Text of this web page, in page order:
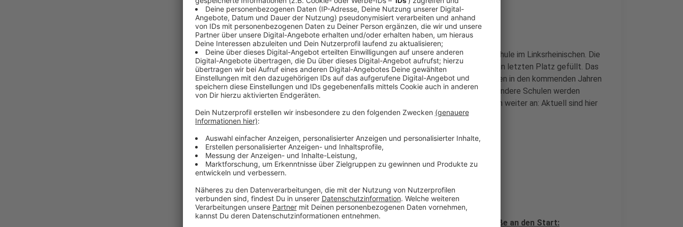
Anzeige
Die Gesamtschule Aldekerkstraße ist bei uns die erste Gesamtschule im Linksrheinischen. Die
ersten Jahrgänge sind bei allen drei neuen Schulen fast bis auf den letzten Platz gefüllt. Das
zeigt, dass die Nachfrage in Düsseldorf groß ist. Deswegen werden in den kommenden Jahren
weitere neue Gymnasien und Gesamtschulen gebaut. Zahlreiche andere Schulen werden
erweitert. Außerdem steigt das Ganztagsangebot in Grundschulen weiter an: Aktuell sind hier
mittlerweile knapp 85% der Kinder versorgt. 95% sind das Ziel.
Anzeige
Weitere Infos und Links zum Thema:
Anzeige
In Unterrath geht die neue Realschule an der Borbecker Straße an den Start: